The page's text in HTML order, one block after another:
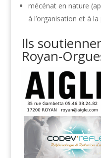
mécénat en nature
à l’organisation et à
Ils
Royan-